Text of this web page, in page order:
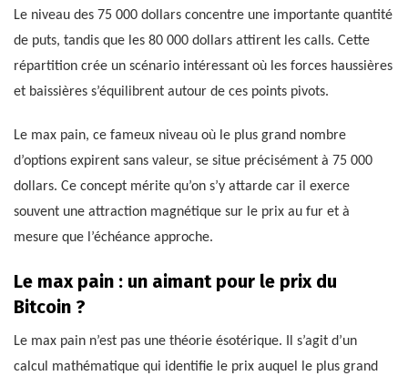
Le niveau des 75 000 dollars concentre une importante quantité
de puts, tandis que les 80 000 dollars attirent les calls. Cette
répartition crée un scénario intéressant où les forces haussières
et baissières s’équilibrent autour de ces points pivots.
Le max pain, ce fameux niveau où le plus grand nombre
d’options expirent sans valeur, se situe précisément à 75 000
dollars. Ce concept mérite qu’on s’y attarde car il exerce
souvent une attraction magnétique sur le prix au fur et à
mesure que l’échéance approche.
Le max pain : un aimant pour le prix du
Bitcoin ?
Le max pain n’est pas une théorie ésotérique. Il s’agit d’un
calcul mathématique qui identifie le prix auquel le plus grand